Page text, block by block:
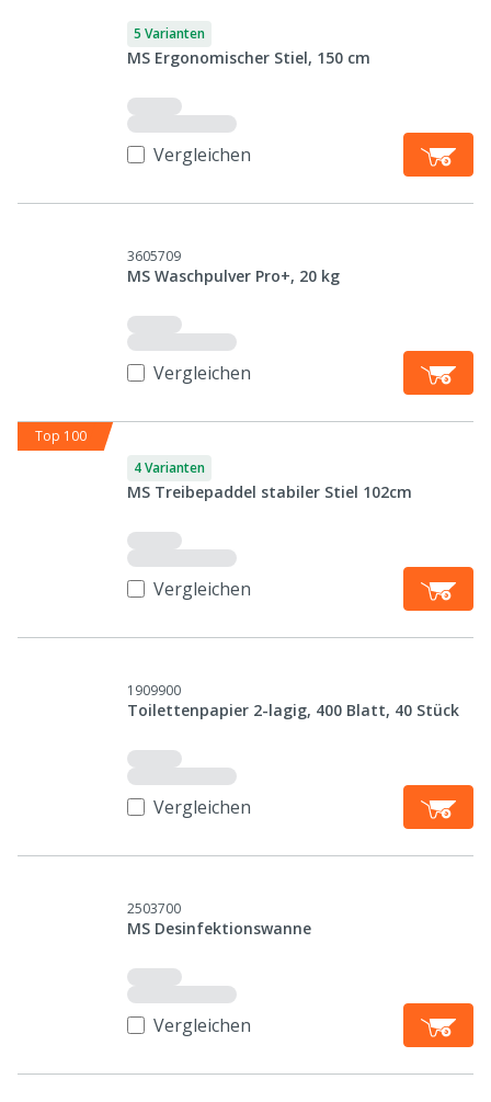
5 Varianten
MS Ergonomischer Stiel, 150 cm
Vergleichen
3605709
MS Waschpulver Pro+, 20 kg
Vergleichen
Top 100
4 Varianten
MS Treibepaddel stabiler Stiel 102cm
Vergleichen
1909900
Toilettenpapier 2-lagig, 400 Blatt, 40 Stück
Vergleichen
2503700
MS Desinfektionswanne
Vergleichen